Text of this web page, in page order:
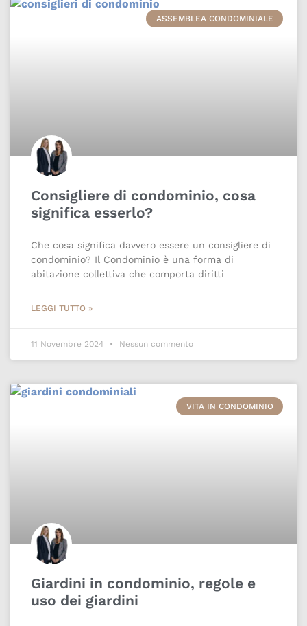
ASSEMBLEA CONDOMINIALE
Consigliere di condominio, cosa
significa esserlo?
Che cosa significa davvero essere un consigliere di
condominio? Il Condominio è una forma di
abitazione collettiva che comporta diritti
LEGGI TUTTO »
11 Novembre 2024 Nessun commento
VITA IN CONDOMINIO
Giardini in condominio, regole e
uso dei giardini